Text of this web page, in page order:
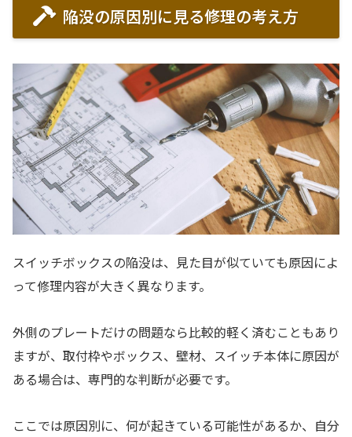
陥没の原因別に見る修理の考え方
スイッチボックスの陥没は、見た目が似ていても原因によ
って修理内容が大きく異なります。
外側のプレートだけの問題なら比較的軽く済むこともあり
ますが、取付枠やボックス、壁材、スイッチ本体に原因が
ある場合は、専門的な判断が必要です。
ここでは原因別に、何が起きている可能性があるか、自分